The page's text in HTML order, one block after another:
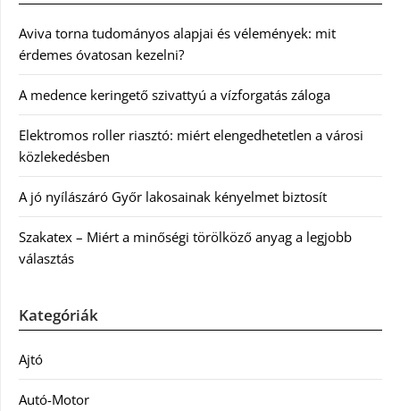
Aviva torna tudományos alapjai és vélemények: mit
érdemes óvatosan kezelni?
A medence keringető szivattyú a vízforgatás záloga
Elektromos roller riasztó: miért elengedhetetlen a városi
közlekedésben
A jó nyílászáró Győr lakosainak kényelmet biztosít
Szakatex – Miért a minőségi törölköző anyag a legjobb
választás
Kategóriák
Ajtó
Autó-Motor